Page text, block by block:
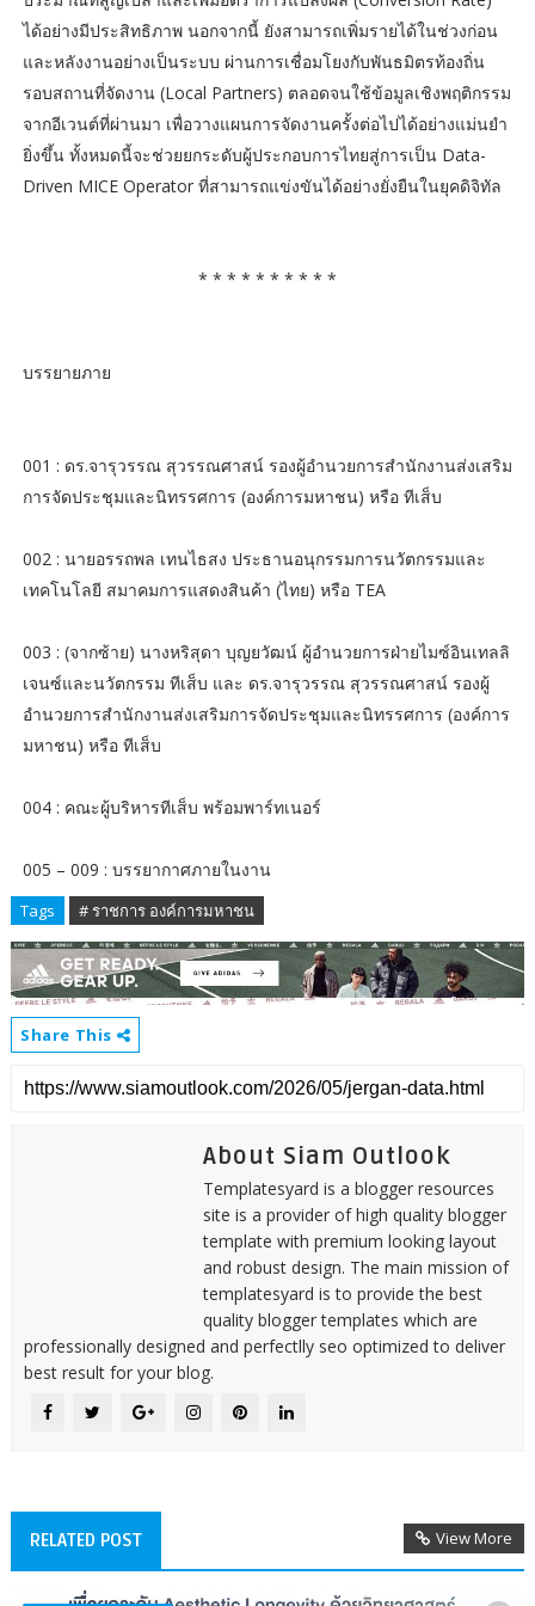
ได้อย่างมีประสิทธิภาพ นอกจากนี้ ยังสามารถเพิ่มรายได้ในช่วงก่อน
และหลังงานอย่างเป็นระบบ ผ่านการเชื่อมโยงกับพันธมิตรท้องถิ่น
รอบสถานที่จัดงาน (Local Partners) ตลอดจนใช้ข้อมูลเชิงพฤติกรรม
จากอีเวนต์ที่ผ่านมา เพื่อวางแผนการจัดงานครั้งต่อไปได้อย่างแม่นยำ
ยิ่งขึ้น ทั้งหมดนี้จะช่วยยกระดับผู้ประกอบการไทยสู่การเป็น Data-
Driven MICE Operator ที่สามารถแข่งขันได้อย่างยั่งยืนในยุคดิจิทัล
* * * * * * * * * *
บรรยายภาย
001 : ดร.จารุวรรณ สุวรรณศาสน์ รองผู้อำนวยการสำนักงานส่งเสริม
การจัดประชุมและนิทรรศการ (องค์การมหาชน) หรือ ทีเส็บ
002 : นายอรรถพล เทนไธสง ประธานอนุกรรมการนวัตกรรมและ
เทคโนโลยี สมาคมการแสดงสินค้า (ไทย) หรือ TEA
003 : (จากซ้าย) นางหริสุดา บุญยวัฒน์ ผู้อำนวยการฝ่ายไมซ์อินเทลลิ
เจนซ์และนวัตกรรม ทีเส็บ และ ดร.จารุวรรณ สุวรรณศาสน์ รองผู้
อำนวยการสำนักงานส่งเสริมการจัดประชุมและนิทรรศการ (องค์การ
มหาชน) หรือ ทีเส็บ
004 : คณะผู้บริหารทีเส็บ พร้อมพาร์ทเนอร์
005 – 009 : บรรยากาศภายในงาน
Tags # ราชการ องค์การมหาชน
Share This
About Siam Outlook
Templatesyard is a blogger resources
site is a provider of high quality blogger
template with premium looking layout
and robust design. The main mission of
templatesyard is to provide the best
quality blogger templates which are
professionally designed and perfectlly seo optimized to deliver
best result for your blog.
RELATED POST View More